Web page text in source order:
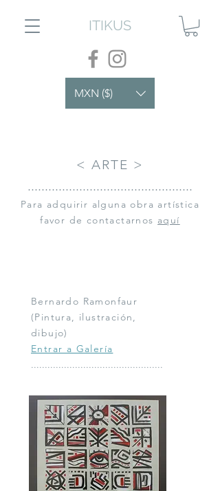
ITIKUS
MXN ($)
< ARTE >
................................................
Para adquirir alguna obra artística
favor de contactarnos aquí
Bernardo Ramonfaur
(Pintura, ilustración,
dibujo)
Entrar a Galería
................................................